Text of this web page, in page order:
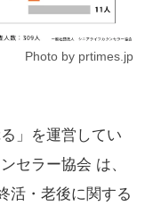
Photo by prtimes.jp
」を運営してい
セラー協会 は、
活・老後に関する